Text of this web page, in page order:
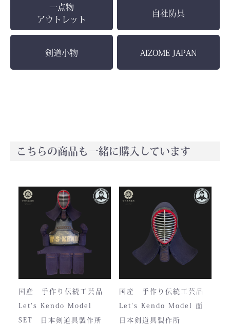
一点物
アウトレット
自社防具
剣道小物 AIZOME JAPAN
こちらの商品も一緒に購入しています
国産 手作り伝統工芸品
Let's Kendo Model
SET 日本剣道具製作所
国産 手作り伝統工芸品
Let's Kendo Model 面
日本剣道具製作所